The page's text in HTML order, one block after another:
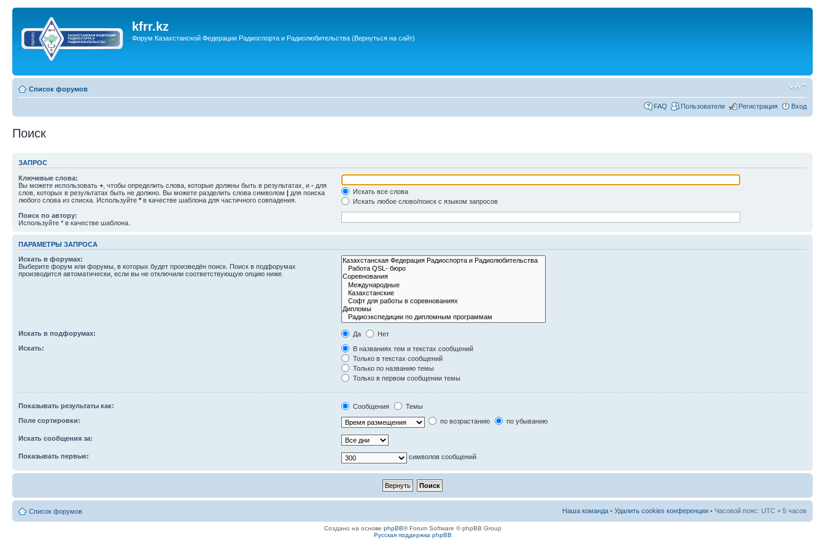
kfrr.kz
Форум Казахстанской Федерации Радиоспорта и Радиолюбительства (Вернуться на сайт)
Список форумов
FAQ Пользователи Регистрация Вход
Поиск
ЗАПРОС
Ключевые слова:
Вы можете использовать + , чтобы определить слова, которые должны быть в результатах, и - для
слов, которых в результатах быть не должно. Вы можете разделить слова символом | для поиска
любого слова из списка. Используйте * в качестве шаблона для частичного совпадения.
Искать все слова
Искать любое слово/поиск с языком запросов
Поиск по автору:
Используйте * в качестве шаблона.
ПАРАМЕТРЫ ЗАПРОСА
Искать в форумах:
Выберите форум или форумы, в которых будет произведён поиск. Поиск в подфорумах
производится автоматически, если вы не отключили соответствующую опцию ниже.
Искать в подфорумах: Да
Нет
Искать:
В названиях тем и текстах сообщений
Только в текстах сообщений
Только по названию темы
Только в первом сообщении темы
Показывать результаты как: Сообщения
Темы
Поле сортировки:
по возрастанию по убыванию
Искать сообщения за:
Показывать первые: символов сообщений
Список форумов Наша команда • Удалить cookies конференции • Часовой пояс: UTC + 5 часов
Создано на основе phpBB® Forum Software © phpBB Group
Русская поддержка phpBB